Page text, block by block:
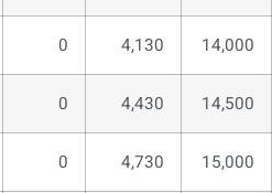
14,000
4,130
0
14,500
4,430
0
15,000
4,730
0